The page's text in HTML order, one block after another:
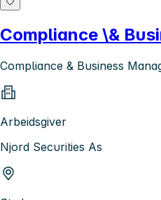
Compliance \&
Compliance & Business
Arbeidsgiver
Njord Securities As